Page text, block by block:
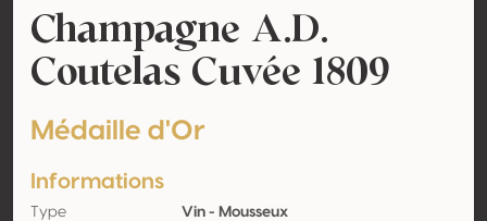
Champagne A.D.
Coutelas Cuvée 1809
Médaille d'Or
Informations
Type Vin - Mousseux